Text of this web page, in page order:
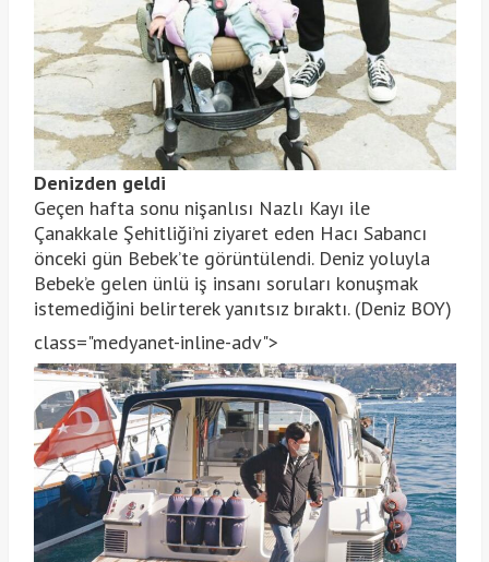
Denizden geldi
Geçen hafta sonu nişanlısı Nazlı Kayı ile
Çanakkale Şehitliği’ni ziyaret eden Hacı Sabancı
önceki gün Bebek’te görüntülendi. Deniz yoluyla
Bebek’e gelen ünlü iş insanı soruları konuşmak
istemediğini belirterek yanıtsız bıraktı. (Deniz BOY)
class="medyanet-inline-adv">